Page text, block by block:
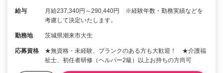
給与
月給237,340円～290,440円 ※経験年数・勤務実績などを
考慮して決定いたします。
勤務地 茨城県潮来市大生
応募資格
★無資格・未経験、ブランクのある方も大歓迎！ ★介護福
祉士、初任者研修（ヘルパー2級）以上お持ちの方尚可